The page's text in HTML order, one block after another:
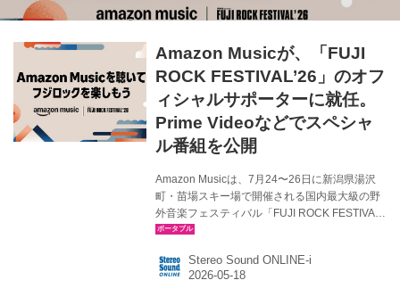
Amazon Musicが、「FUJI
ROCK FESTIVAL’26」のオフ
ィシャルサポーターに就任。
Prime Videoなどでスペシャ
ル番組を公開
Amazon Musicは、7月24〜26日に新潟県湯沢
町・苗場スキー場で開催される国内最大級の野
外音楽フェスティバル「FUJI ROCK FESTIVAL
’26」のオフィシャルサポーターに4年連続で就
Video、Twitch、YouTubeで、タレントのハリー
杉山さんとシンガーソングライターのセレイ
Stereo Sound ONLINE-i